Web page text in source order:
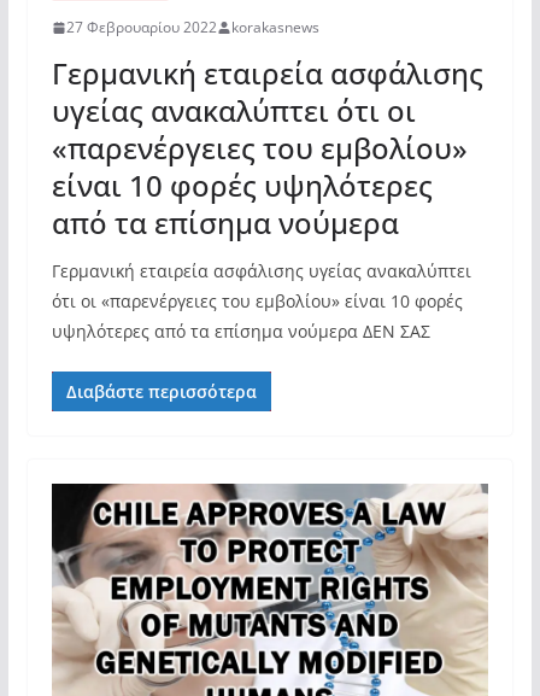
27 Φεβρουαρίου 2022 korakasnews
Γερμανική εταιρεία ασφάλισης
υγείας ανακαλύπτει ότι οι
«παρενέργειες του εμβολίου»
είναι 10 φορές υψηλότερες
από τα επίσημα νούμερα
Γερμανική εταιρεία ασφάλισης υγείας ανακαλύπτει
ότι οι «παρενέργειες του εμβολίου» είναι 10 φορές
υψηλότερες από τα επίσημα νούμερα ΔΕΝ ΣΑΣ
Διαβάστε περισσότερα